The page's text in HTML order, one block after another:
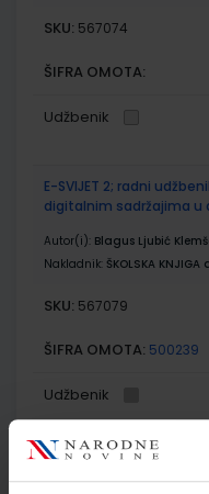
SKU: 567074
ŠIFRA OMOTA:
Udžbenik
E-SVIJET 2; radni
digitalnim sadržajima u
Autor(i): Blagus Ljubić
Nakladnik: ŠKOLSKA KNJIGA
SKU: 567079
ŠIFRA OMOTA: 500239
Udžbenik
E-SVIJET 2; radna
osnovne škole